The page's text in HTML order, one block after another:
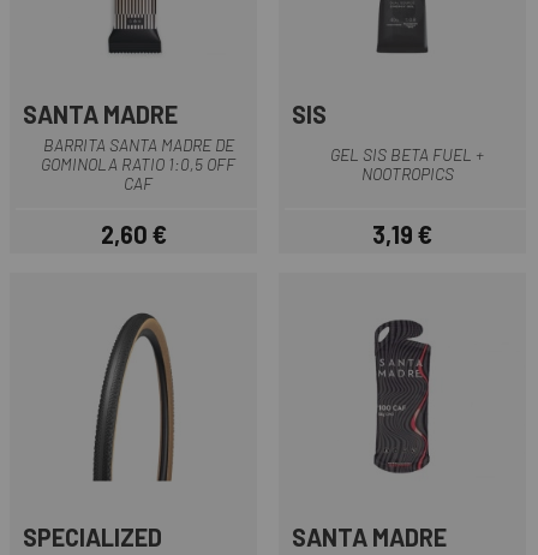
SANTA MADRE
BARRITA SANTA MADRE DE
GOMINOLA RATIO 1:0,5 OFF
CAF
Precio
2,60 €
SIS
GEL SIS BETA FUEL +
NOOTROPICS
Precio
3,19 €
SPECIALIZED SANTA MADRE